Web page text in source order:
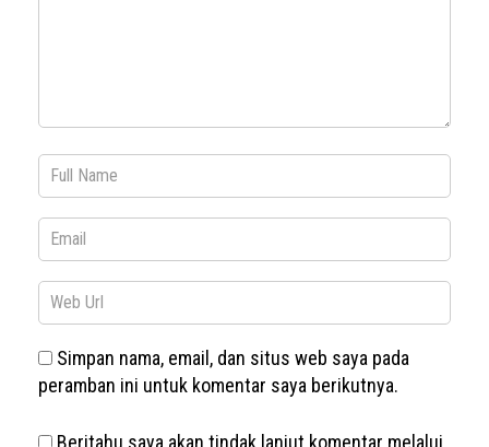
Simpan nama, email, dan situs web saya pada
peramban ini untuk komentar saya berikutnya.
Beritahu saya akan tindak lanjut komentar melalui